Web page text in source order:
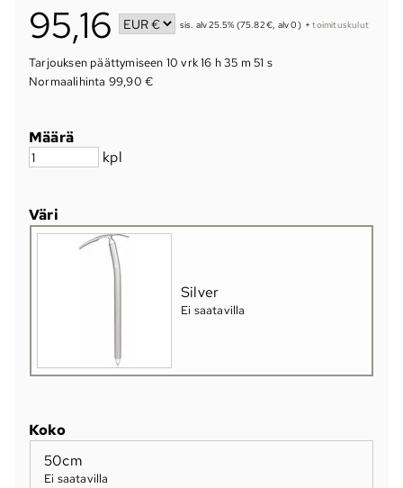
95,16 sis. alv 25.5% (75.82 €, alv 0) +toimituskulut
Tarjouksen päättymiseen 10 vrk 16 h 35 m 51 s
Normaalihinta 99,90 €
Määrä
kpl
Väri
Silver
Ei saatavilla
Koko
50cm
Ei saatavilla